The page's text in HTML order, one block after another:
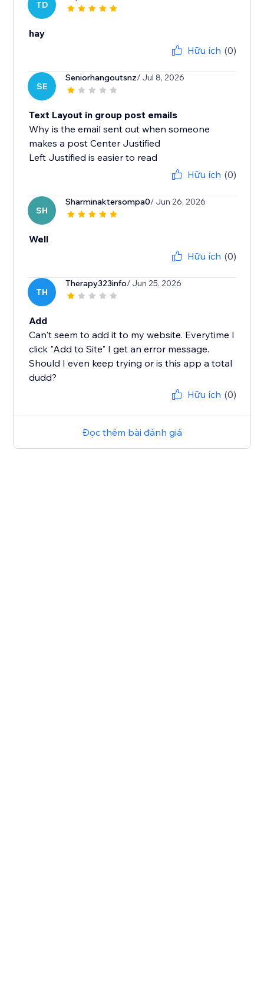
TD
hay
Hữu ích (0)
SE
Seniorhangoutsnz/ Jul 8, 2026
Text Layout in group post emails
Why is the email sent out when someone
makes a post Center Justified
Left Justified is easier to read
Hữu ích (0)
SH
Sharminaktersompa0/ Jun 26, 2026
Well
Hữu ích (0)
TH
Therapy323info/ Jun 25, 2026
Add
Can't seem to add it to my website. Everytime I
click "Add to Site" I get an error message.
Should I even keep trying or is this app a total
dudd?
Hữu ích (0)
Đọc thêm bài đánh giá